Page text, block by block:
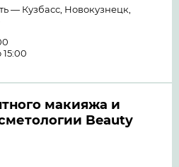
— Кузбасс, Новокузнецк,
макияжа и
Beauty